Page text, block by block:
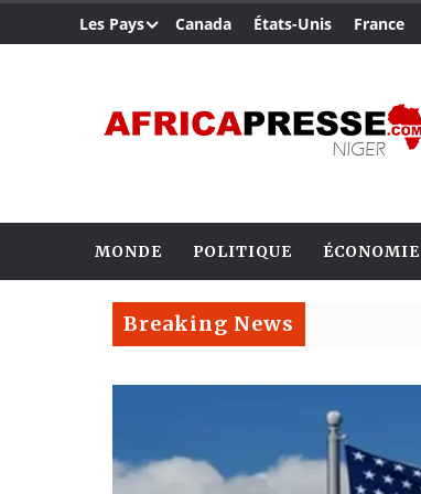
Les Pays Canada États-Unis France
MONDE POLITIQUE ÉCONOMIE
Breaking News